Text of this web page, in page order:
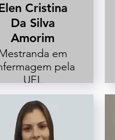
Cristina
Da Silva
Amorim
em
pela
UEL
Enfermeira na
Unidade de
Terapia Intensiva
Adulto HU-UEL